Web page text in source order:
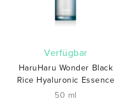
verfügbar
HaruHaru Wonder Black
Rice Hyaluronic Essence
50 ml